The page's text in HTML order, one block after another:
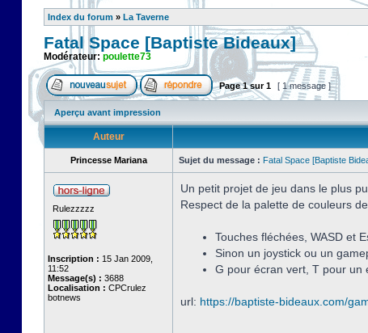
Index du forum » La Taverne
Fatal Space [Baptiste Bideaux]
Modérateur: poulette73
Page1sur1 [ 1 message ]
Aperçu avant impression
Auteur
Princesse Mariana Sujet du message : Fatal Space [Baptiste
Rulezzzzz
Inscription : 15 Jan 2009,
11:52
Message(s) : 3688
Localisation : CPCrulez
botnews
Un petit projet de jeu dans le plus
Respect de la palette de couleurs
Touches fléchées, WASD et
Sinon un joystick ou un
G pour écran vert, T pour un
url: https://baptiste-bideaux.com/